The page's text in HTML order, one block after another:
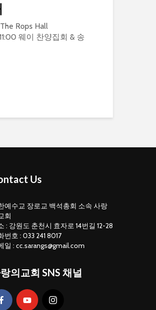
Rops Hall
웨이 찬양집회 & 송
Us
예수교 장로교 백석총회 소속 사랑
회
: 강원도 춘천시 효자로 14번길 12-28
번호 : 033 241 8017
일 : cc.sarangs@gmail.com
의교회 SNS 채널